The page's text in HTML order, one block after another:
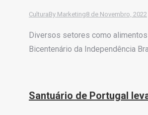
CulturaBy Marketing8 de Novembro, 2022
Diversos setores como
Bicentenário da Independência
Santuário de Portugal